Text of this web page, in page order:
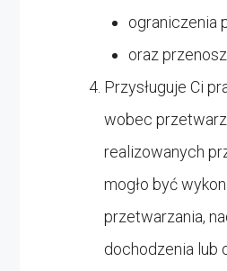
ograniczenia
oraz
Przysługuje Ci
wobec
realizowanych
mogło być
przetwarzania,
dochodzenia lub